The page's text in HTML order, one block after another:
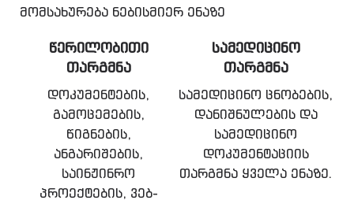
მომსახურება ნებისმიერ ენაზე
ᲬᲔᲠᲘᲚᲝᲑᲘᲗᲘ
ᲗᲐᲠᲒᲛᲜᲐ
დოკუმენტების,
გამოცემების,
წიგნების,
ანგარიშების,
საინჟინრო
პროექტების, ვებ-
ᲡᲐᲛᲔᲓᲘᲪᲘᲜᲝ
ᲗᲐᲠᲒᲛᲜᲐ
სამედიცინო ცნობების,
დანიშნულების და
სამედიცინო
დოკუმენტაციის
თარგმნა ყველა ენაზე.